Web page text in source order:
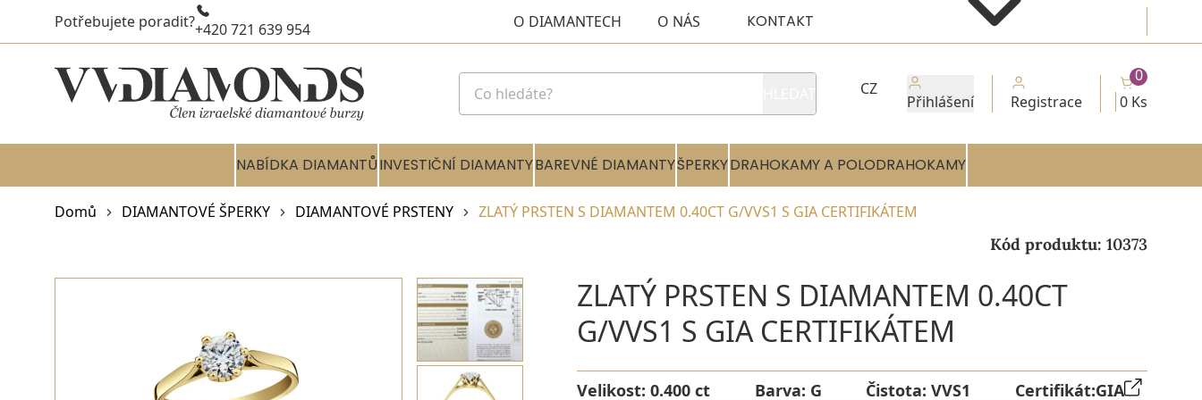
Potřebujete poradit?+420 721 639 954 O DIAMANTECH O NÁS KONTAKT
CZ
Přihlášení Registrace 0 Ks
0
NABÍDKA DIAMANTŮINVESTIČNÍ DIAMANTYBAREVNÉ DIAMANTYŠPERKYDRAHOKAMY A POLODRAHOKAMY
Domů DIAMANTOVÉ ŠPERKY DIAMANTOVÉ PRSTENY ZLATÝ PRSTEN S DIAMANTEM 0.40CT G/VVS1 S GIA CERTIFIKÁTEM
Kód produktu: 10373
ZLATÝ PRSTEN S DIAMANTEM 0.40CT
G/VVS1 S GIA CERTIFIKÁTEM
Velikost: 0.400 ct Barva: G Čistota:VVS1 Certifikát:GIA